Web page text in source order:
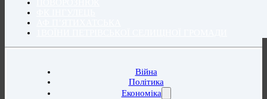
Війна
Політика
Економіка